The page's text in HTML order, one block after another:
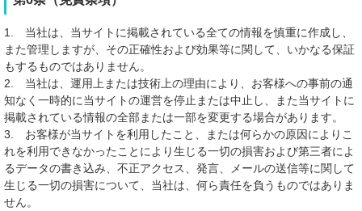
1. 当社は、当サイトに掲載されている全ての情報を慎重に作成し、
また管理しますが、その正確性および効果等に関して、いかなる保証
もするものではありません。
2. 当社は、運用上または技術上の理由により、お客様への事前の通
知なく一時的に当サイトの運営を停止または中止し、また当サイトに
掲載されている情報の全部または一部を変更する場合があります。
3. お客様が当サイトを利用したこと、または何らかの原因によりこ
れを利用できなかったことにより生じる一切の損害および第三者によ
るデータの書き込み、不正アクセス、発言、メールの送信等に関して
生じる一切の損害について、当社は、何ら責任を負うものではありま
せん。